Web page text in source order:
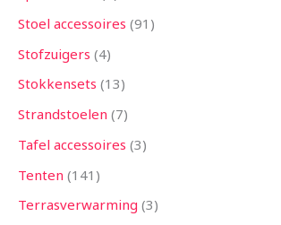
Stoel accessoires 91
Stofzuigers 4
Stokkensets 13
Strandstoelen 7
Tafel accessoires 3
Tenten 141
Terrasverwarming 3